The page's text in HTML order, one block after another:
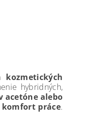
hybridných,
acetóne alebo
komfort práce.